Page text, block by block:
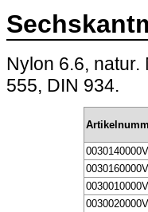
Nylon 6.6,
555, DIN 934.